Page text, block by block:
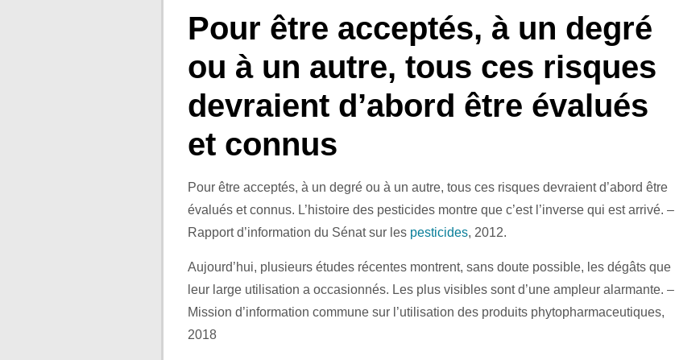
Pour être acceptés, à un degré
ou à un autre, tous ces risques
devraient d’abord être évalués
et connus
Pour être acceptés, à un degré ou à un autre, tous ces risques devraient d’abord être
évalués et connus. L’histoire des pesticides montre que c’est l’inverse qui est arrivé. –
Rapport d’information du Sénat sur les pesticides, 2012.
Aujourd’hui, plusieurs études récentes montrent, sans doute possible, les dégâts que
leur large utilisation a occasionnés. Les plus visibles sont d’une ampleur alarmante. –
Mission d’information commune sur l’utilisation des produits phytopharmaceutiques,
2018